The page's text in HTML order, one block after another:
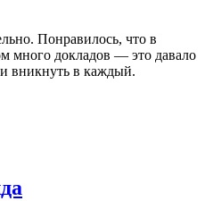
Понравилось, что в
много докладов — это давало
и вникнуть в каждый.